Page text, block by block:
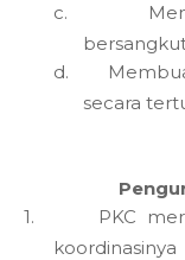
c.
d.
secara
1.
PKC
koordinasinya